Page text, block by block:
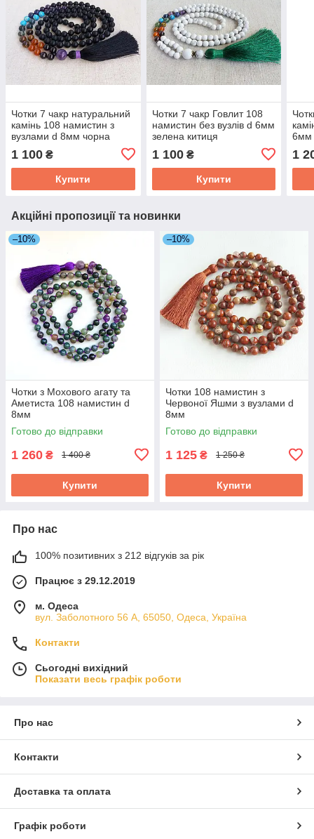
Чотки 7 чакр натуральний
камінь 108 намистин з
вузлами d 8мм чорна
1 100 ₴
Купити
Чотки 7 чакр Говлит 108
намистин без вузлів d 6мм
зелена китиця
1 100₴
Купити
6мм
1
Акційні пропозиції та новинки
–10%
Чотки з Мохового агату та
Аметиста 108 намистин d
8мм
Готово до відправки
1 260 ₴ 1 400 ₴
Купити
–10%
Чотки 108 намистин з
Червоної Яшми з вузлами d
8мм
Готово до відправки
1 125 ₴ 1 250 ₴
Купити
Про нас
100% позитивних з 212 відгуків за рік
Працює з 29.12.2019
м. Одеса
вул. Заболотного 56 А, 65050, Одеса, Україна
Контакти
Сьогодні вихідний
Показати весь графік роботи
Про нас
Контакти
Доставка та оплата
Графік роботи